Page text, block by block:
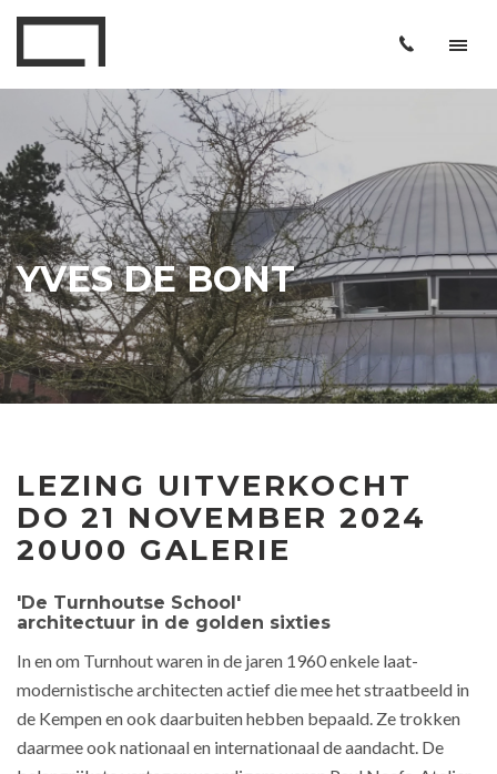
YVES DE BONT
LEZING UITVERKOCHT
DO 21 NOVEMBER 2024
20U00 GALERIE
'De Turnhoutse School'
architectuur in de golden sixties
In en om Turnhout waren in de jaren 1960 enkele laat-
modernistische architecten actief die mee het straatbeeld in
de Kempen en ook daarbuiten hebben bepaald. Ze trokken
daarmee ook nationaal en internationaal de aandacht. De